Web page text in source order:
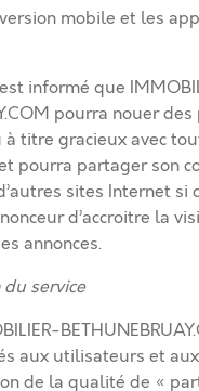
mobile et les
informé que
pourra nouer
à titre gracieux avec
pourra partager son
sites Internet si
d’accroitre la
annonces.
service
aux utilisateurs et
de la qualité de «